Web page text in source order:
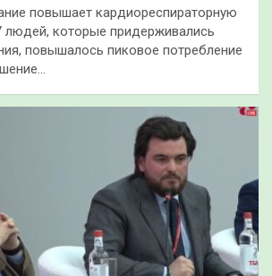
повышает кардиореспираторную
людей, которые придерживались
повышалось пиковое потребление